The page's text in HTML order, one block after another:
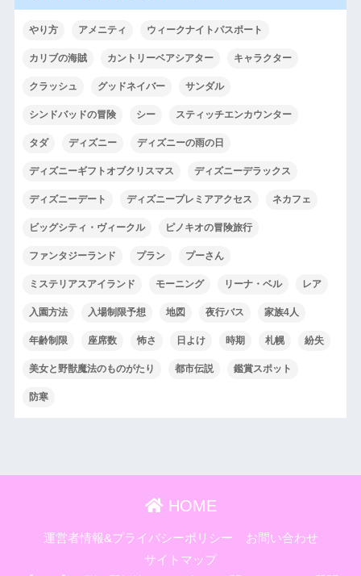
やり方 アメニティ ウィークナイトパスポート
カリブの海賊 カントリーベアシアター キャラクター
クラッシュ グッドネイバー サンダル
シンドバッドの冒険 シー スティッチエンカウンター
タダ ディズニー ディズニーの雨の日
ディズニーギフトオブクリスマス ディズニーデラックス
ディズニーデート ディズニープレミアアクセス ネカフェ
ビッグシティ・ヴィークル ピノキオの冒険旅行
ファンタジーランド プラン プーさん
ミステリアスアイランド モーニング リーナ・ベル レア
入園方法 入場制限予想 地図 夜行バス 家族4人
年齢制限 座席数 怖さ 日よけ 時期 札幌 紛失
美女と野獣魔法のものがたり 都市伝説 鑑賞スポット
防寒
HOME
運営者情報&プライバシーポリシー
お問い合わせ
サイトマップ